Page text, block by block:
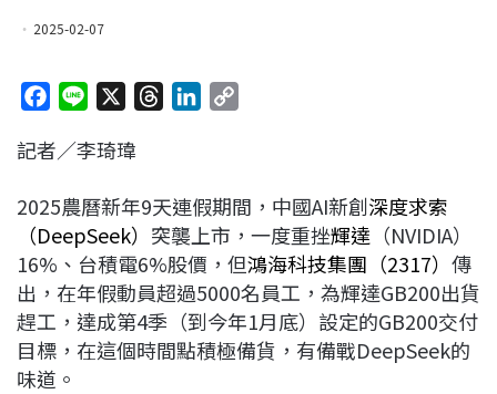
2025-02-07
c
b
o
o
k
n
a
d
s
e
d
I
n
L
i
n
k
記者／李琦瑋
2025農曆新年9天連假期間，中國AI新創深度求索
（DeepSeek） 突襲上市，一度重挫輝達 （NVIDIA）
16%、台積電6%股價，但鴻海科技集團（2317） 傳
出，在年假動員超過5000名員工，為輝達GB200出貨
趕工，達成第4季（到今年1月底）設定的GB200交付
目標，在這個時間點積極備貨，有備戰DeepSeek的
味道。